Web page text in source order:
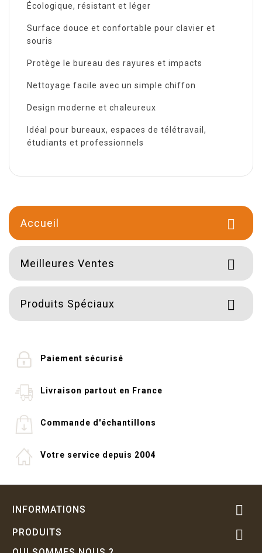
Écologique, résistant et léger
Surface douce et confortable pour clavier et
souris
Protège le bureau des rayures et impacts
Nettoyage facile avec un simple chiffon
Design moderne et chaleureux
Idéal pour bureaux, espaces de télétravail,
étudiants et professionnels
Accueil 
Meilleures Ventes 
Produits Spéciaux 
Paiement sécurisé
Livraison partout en France
Commande d'échantillons
Votre service depuis 2004
INFORMATIONS 
PRODUITS 